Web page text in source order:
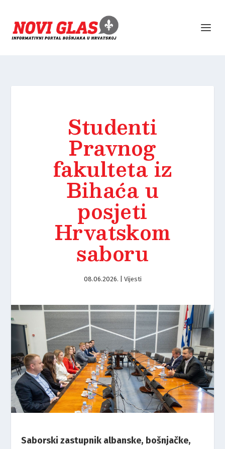
Studenti
Pravnog
fakulteta iz
Bihaća u
posjeti
Hrvatskom
saboru
08.06.2026. Vijesti
Saborski zastupnik albanske, bošnjačke,